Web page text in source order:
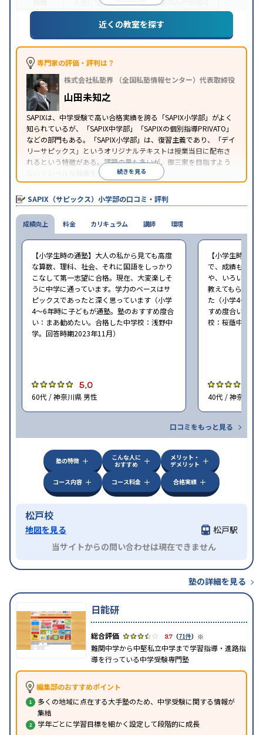
※2023年10月調査。
を参照
近くの教室を探す
専門家の評価・評判は？
株式会社私塾界 （全国私塾情報センター）代表取締役
山田未知之
SAPIXは、中学受験で高い合格実績を誇る「SAPIX小学部」がよく
知られているが、「SAPIX中学部」「SAPIXの個別指導PRIVATO」
などの部門もある。「SAPIX小学部」は、復習主義であり、「デイ
リーサピックス」というオリジナルテキストは授業当日に配布さ
れるという特徴がある。課題の量も多いが、御三家を目指すよう
なハイレベルな授業を受けることができる。
続きを見る
SAPIX（サピックス）小学部の口コミ・評判
成績向上
【小学生時の通塾】大人の私から見ても高度
な算数、理科、社会、それに国語をしっかり
こなして第一志望に合格。現在、大変楽しそ
うに中学に通っています。学力のベースはサ
ピックスであったと深く思っています（小学
4〜6年時に子どもが通塾。塾のおすすめ度合
い：まあ勧めたい。合格した中学校：浅野中
学。回答時期2023年11月）
5.0
60代 / 神奈川県 男性
【小学生時の通
で、成績ももち
や、いろいろな
教えてもらえた
た（小学4〜6年
すめ度合い：ま
校：桜蔭中学。
40代 / 神奈川県
口コミをもっと見る
料金 カリキュラム 講師 環境
塾の特徴
こんな人に
おすすめ
メリット・
デメリット
コース内容
コース料金 合格実績
松戸校
地図を見る
松戸駅
当サイトからの問い合わせは現在できません
塾の詳細を見る
日能研
3.7 （71件） ※
難関中学から中堅私立中学まで学習指導・進路指
導を行っている中学受験専門塾
編集部のおすすめポイント
多くの地域に点在する大手塾のため、中学受験に関する情報が
集結
学年ごとに学習目標を細かく設定して段階的に成長